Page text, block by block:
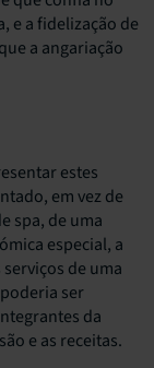
e a fidelização de
a angariação
estes
em vez de
spa, de uma
especial, a
de uma
ser
da
e as receitas.